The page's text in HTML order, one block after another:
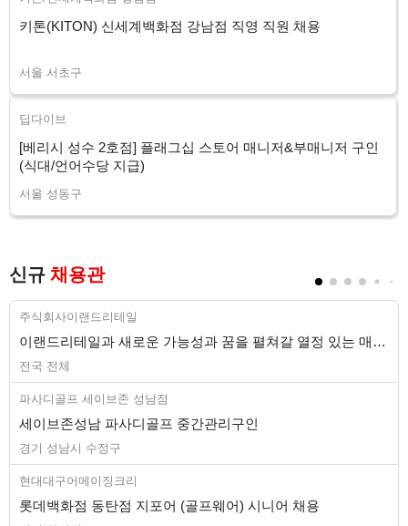
키톤(KITON) 신세계백화점 강남점 직영 직원 채용
서울 서초구
딥다이브
[베리시 성수 2호점] 플래그십 스토어 매니저&부매니저 구인
(식대/언어수당 지급)
서울 성동구
신규 채용관
주식회사이랜드리테일
이랜드리테일과 새로운 가능성과 꿈을 펼쳐갈 열정 있는 매니저님을 구인합니다.
전국 전체
파사디골프 세이브존 성남점
세이브존성남 파사디골프 중간관리구인
경기 성남시 수정구
현대대구어메이징크리
롯데백화점 동탄점 지포어 (골프웨어) 시니어 채용